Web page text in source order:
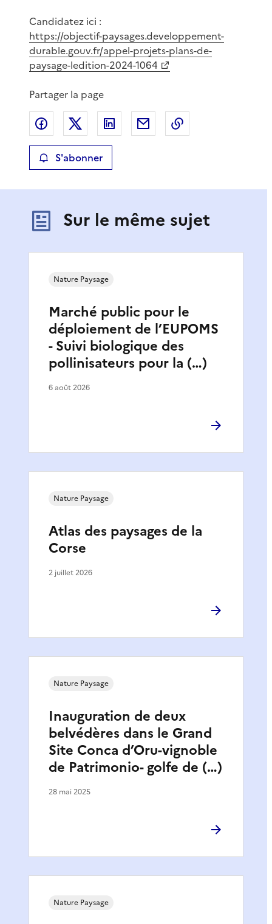
Candidatez ici :
https://objectif-paysages.developpement-
durable.gouv.fr/appel-projets-plans-de-
paysage-ledition-2024-1064
Partager la page
Partager sur Facebook
Partager sur XPartager sur LinkedIn
Partager par email
S'abonner
Sur le même sujet
Marché public pour le
déploiement de l’EUPOMS
- Suivi biologique des
pollinisateurs pour la (…)
Nature Paysage
6 août 2026
Atlas des paysages de la
Corse
Nature Paysage
2 juillet 2026
Inauguration de deux
belvédères dans le Grand
Site Conca d’Oru-vignoble
de Patrimonio- golfe de (…)
Nature Paysage
28 mai 2025
Nature Paysage